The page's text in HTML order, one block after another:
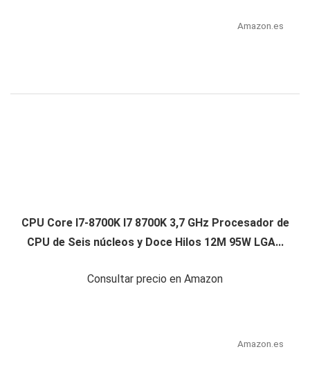
Amazon.es
CPU Core I7-8700K I7 8700K 3,7 GHz Procesador de
CPU de Seis núcleos y Doce Hilos 12M 95W LGA...
Consultar precio en Amazon
Amazon.es